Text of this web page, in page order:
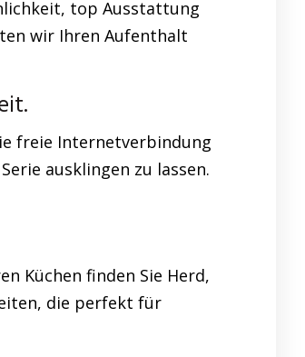
top Ausstattung
wir Ihren Aufenthalt
freie Internetverbindung
ausklingen zu lassen.
Küchen finden Sie Herd,
die perfekt für